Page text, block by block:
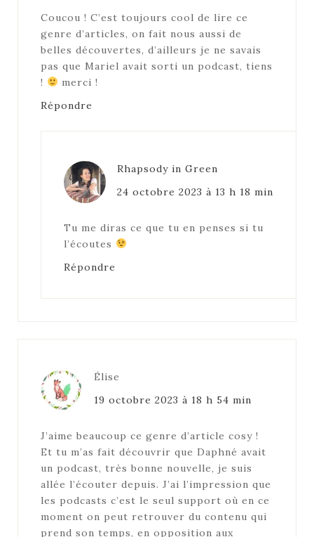
Coucou ! C’est toujours cool de lire ce
genre d’articles, on fait nous aussi de
belles découvertes, d’ailleurs je ne savais
pas que Mariel avait sorti un podcast, tiens
!
merci !
Répondre
Rhapsody in Green
24 octobre 2023 à 13 h 18 min
Tu me diras ce que tu en penses si tu
l’écoutes
Répondre
Élise
19 octobre 2023 à 18 h 54 min
J’aime beaucoup ce genre d’article cosy !
Et tu m’as fait découvrir que Daphné avait
un podcast, très bonne nouvelle, je suis
allée l’écouter depuis. J’ai l’impression que
les podcasts c’est le seul support où en ce
moment on peut retrouver du contenu qui
prend son temps, en opposition aux